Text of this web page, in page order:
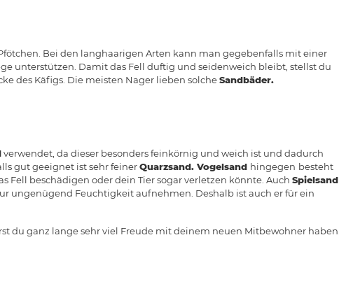
Bei den langhaarigen Arten kann man gegebenfalls mit einer
unterstützen. Damit das Fell duftig und seidenweich bleibt, stellst du
des Käfigs. Die meisten Nager lieben solcheSandbäder.
verwendet, da dieser besonders feinkörnig und weich ist und dadurch
gut geeignet ist sehr feinerQuarzsand. Vogelsand hingegen besteht
Fell beschädigen oder dein Tier sogar verletzen könnte. Auch Spielsand
ungenügend Feuchtigkeit aufnehmen. Deshalb ist auch er für ein
du ganz lange sehr viel Freude mit deinem neuen Mitbewohner haben.